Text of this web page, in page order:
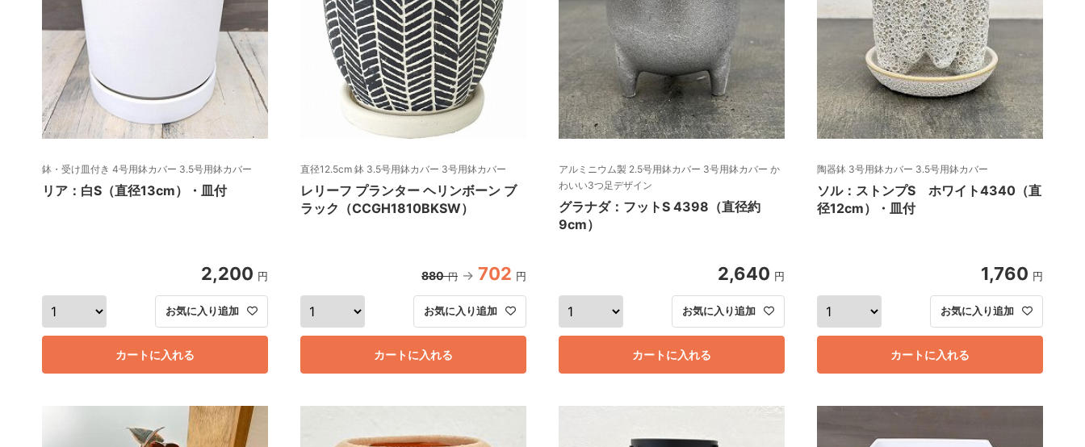
鉢・受け皿付き 4号用鉢カバー 3.5号用鉢カバー
リア：白S（直径13cm）・皿付
2,200 円
お気に入り追加
カートに入れる
直径12.5cm 鉢 3.5号用鉢カバー 3号用鉢カバー
レリーフ プランター ヘリンボーン ブ
ラック（CCGH1810BKSW）
880 円 702 円
お気に入り追加
カートに入れる
アルミニウム製 2.5号用鉢カバー 3号用鉢カバー か
わいい3つ足デザイン
グラナダ：フットS 4398（直径約
9cm）
2,640 円
お気に入り追加
カートに入れる
陶器鉢 3号用鉢カバー 3.5号用鉢カバー
ソル：ストンプS ホワイト4340（直
径12cm）・皿付
1,760 円
お気に入り追加
カートに入れる